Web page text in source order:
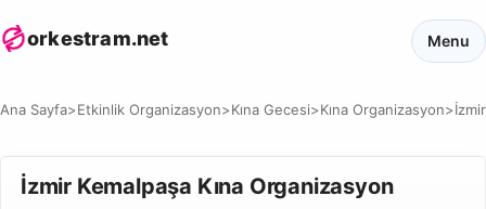
orkestram.net Menu
Ana Sayfa>Etkinlik Organizasyon>Kına Gecesi>Kına Organizasyon>İzmir
İzmir Kemalpaşa Kına Organizasyon